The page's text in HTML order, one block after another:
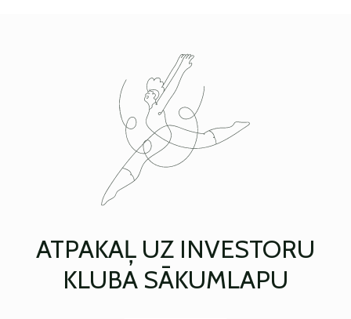
ATPAKAĻ UZ INVESTORU
KLUBA SĀKUMLAPU